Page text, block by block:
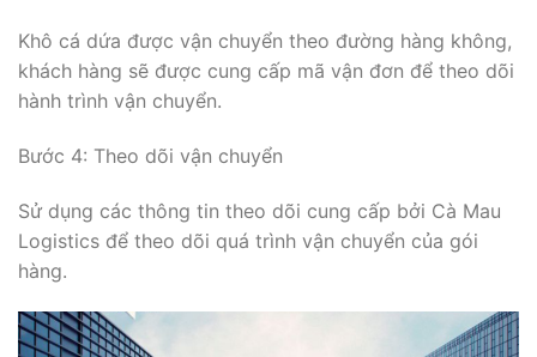
Khô cá dứa được vận chuyển theo đường hàng không,
khách hàng sẽ được cung cấp mã vận đơn để theo dõi
hành trình vận chuyển.
Bước 4: Theo dõi vận chuyển
Sử dụng các thông tin theo dõi cung cấp bởi Cà Mau
Logistics để theo dõi quá trình vận chuyển của gói
hàng.